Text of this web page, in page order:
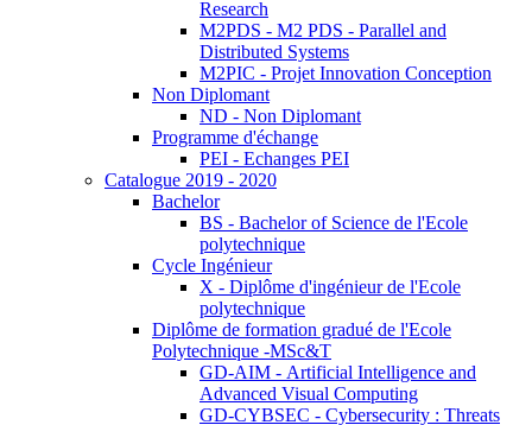
Research
M2PDS - M2 PDS - Parallel and
Distributed Systems
M2PIC - Projet Innovation Conception
Non Diplomant
ND - Non Diplomant
Programme d'échange
PEI - Echanges PEI
Catalogue 2019 - 2020
Bachelor
BS - Bachelor of Science de l'Ecole
polytechnique
Cycle Ingénieur
X - Diplôme d'ingénieur de l'Ecole
polytechnique
Diplôme de formation gradué de l'Ecole
Polytechnique -MSc&T
GD-AIM - Artificial Intelligence and
Advanced Visual Computing
GD-CYBSEC - Cybersecurity : Threats